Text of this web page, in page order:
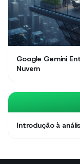
Google Gemini
Nuvem
Introdução à